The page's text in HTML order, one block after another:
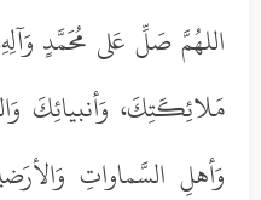
اللهُمَّ صَلِّ عَلى مُحَمَّدٍ
مَلائِكَتِكَ، وَأنبيائِكَ
وَأهلِ السَّماواتِ